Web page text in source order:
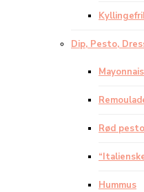
Dip, Pesto,
Rød pesto
Hummus